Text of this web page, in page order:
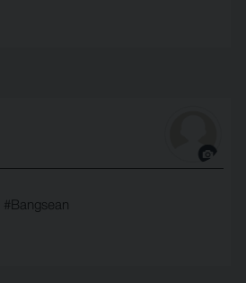
#Bangsean